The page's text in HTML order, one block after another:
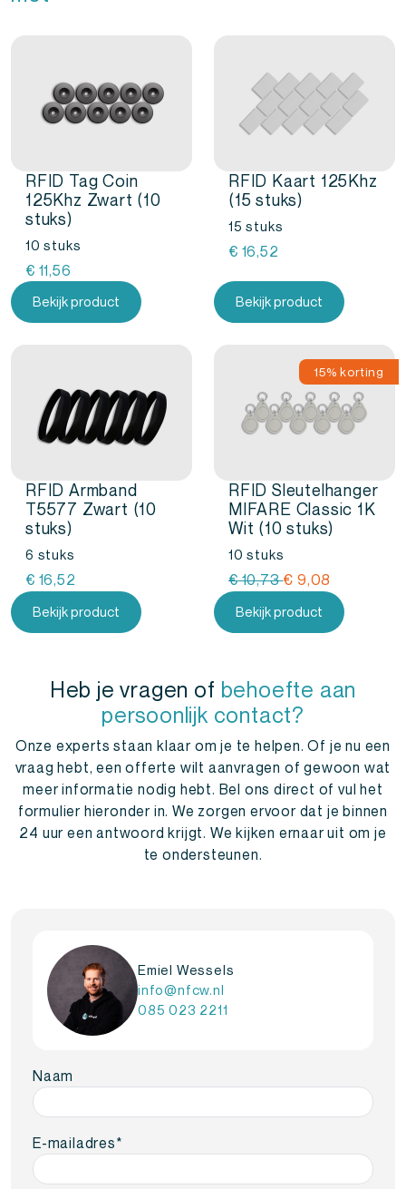
RFID Tag Coin
125Khz Zwart (10
stuks)
10 stuks
€ 11,56
Bekijk product
RFID Kaart 125Khz
(15 stuks)
15 stuks
€ 16,52
Bekijk product
RFID Armband
T5577 Zwart (10
stuks)
6 stuks
€ 16,52
Bekijk product
15% korting
RFID Sleutelhanger
MIFARE Classic 1K
Wit (10 stuks)
10 stuks
€10,73Oorspronkelijke
was:
€ 9,08
prijs
is:
Bekijk product
Heb je vragen of behoefte aan
persoonlijk contact?
Onze experts staan klaar om je te helpen. Of je nu een
vraag hebt, een offerte wilt aanvragen of gewoon wat
meer informatie nodig hebt. Bel ons direct of vul het
formulier hieronder in. We zorgen ervoor dat je binnen
24 uur een antwoord krijgt. We kijken ernaar uit om je
te ondersteunen.
Emiel Wessels
info@nfcw.nl
085 023 2211
Naam
E-mailadres*